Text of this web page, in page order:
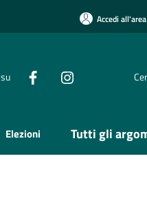
Accedi
Elezioni Tutti gli